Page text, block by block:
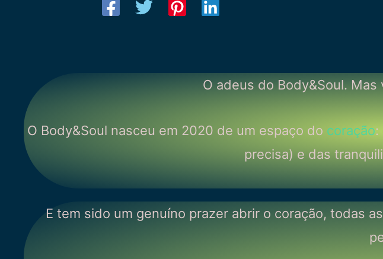
O adeus do Body&Soul.
O Body&Soul nasceu em 2020 de um espaço do coração:
precisa) e das
E tem sido um genuíno prazer abrir o coração, todas